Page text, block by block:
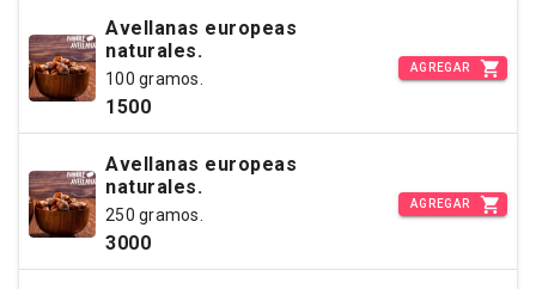
Avellanas europeas
naturales.
100 gramos.
1500
AGREGAR
Avellanas europeas
naturales.
250 gramos.
3000
AGREGAR